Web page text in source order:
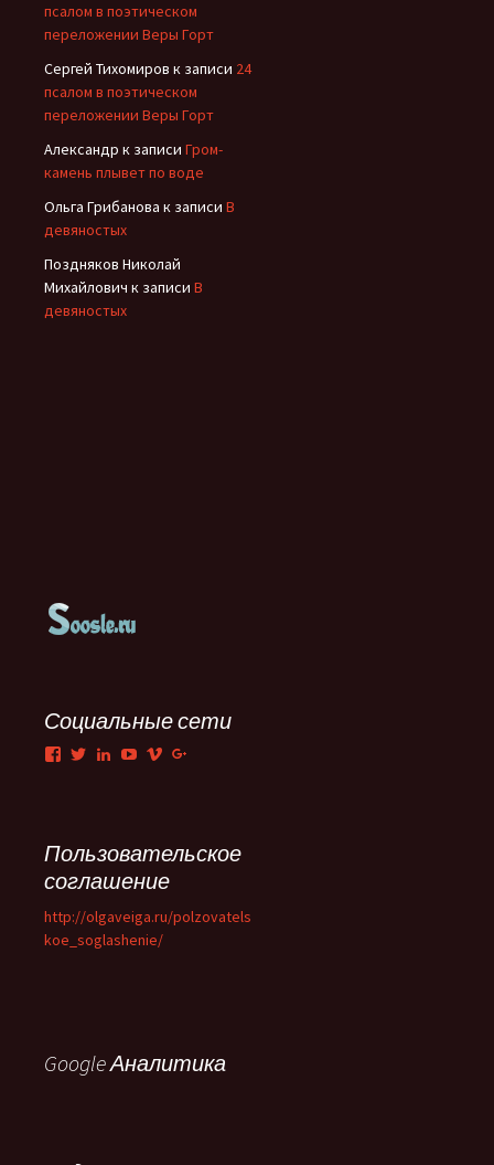
псалом в поэтическом
переложении Веры Горт
Сергей Тихомиров к записи 24
псалом в поэтическом
переложении Веры Горт
Александр к записи Гром-
камень плывет по воде
Ольга Грибанова к записи В
девяностых
Поздняков Николай
Михайлович к записи В
девяностых
Социальные сети
Facebook
TwitterLinkedIn
YouTube
Vimeo
Пользовательское
соглашение
http://olgaveiga.ru/polzovatels
koe_soglashenie/
Google Аналитика